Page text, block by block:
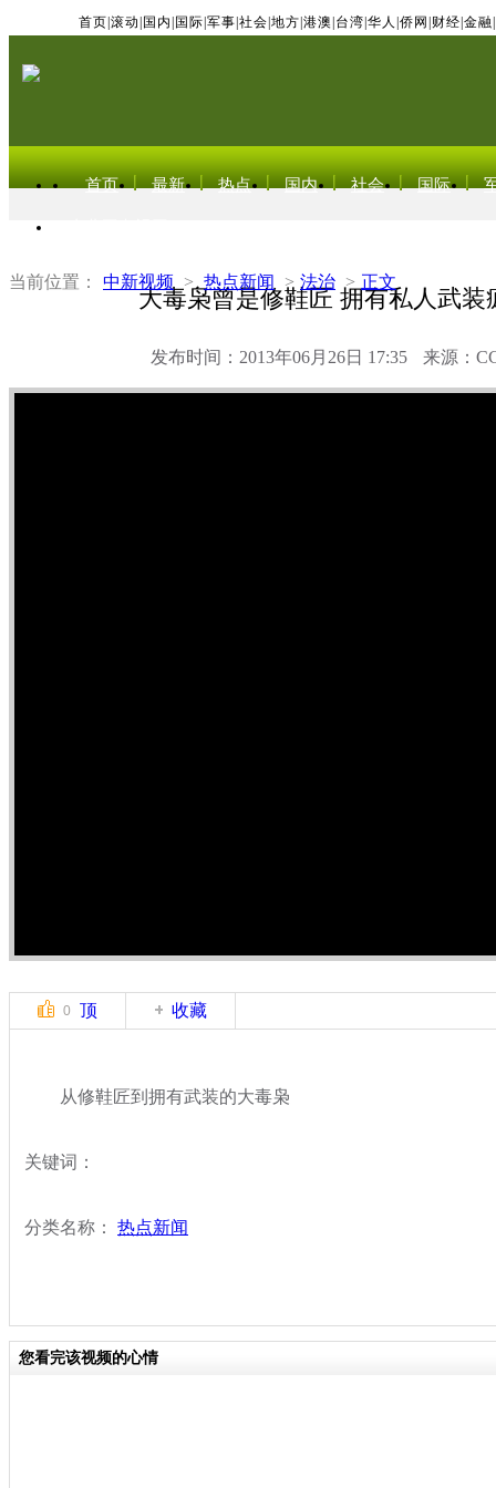
首页 滚动 国内 国际 军事 社会 地方 港澳 台湾 华人 侨网 财经 金融
首页 最新 热点 国内 社会 国际
当前位置： 中新视频 > 热点新闻 > 法治 > 正文
大毒枭曾是修鞋匠 拥有私人武装
发布时间：2013年06月26日 17:35 来源：
0 顶 收藏
从修鞋匠到拥有武装的大毒枭
关键词：
分类名称： 热点新闻
您看完该视频的心情